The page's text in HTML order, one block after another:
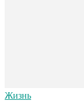
Жизнь